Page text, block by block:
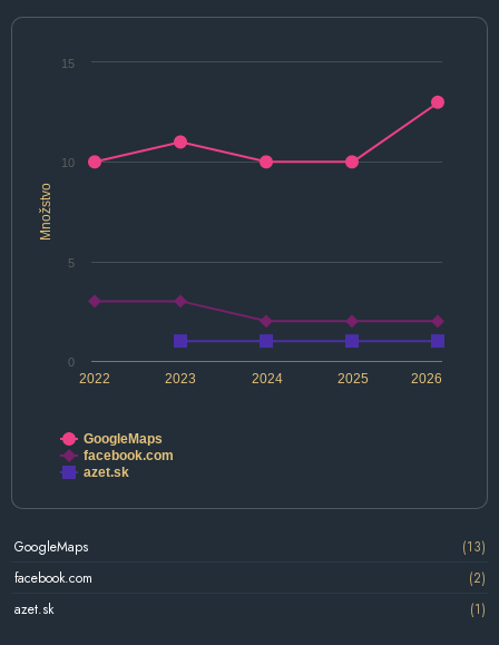
Množstvo
2022 2024 2026
2023 2025
0
10
5
15
GoogleMaps
facebook.com
azet.sk
GoogleMaps
(13)
facebook.com
(2)
azet.sk
(1)